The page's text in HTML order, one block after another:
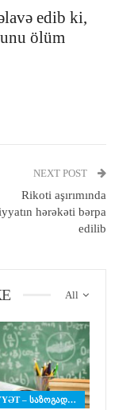
edib ki,
ölüm
NEXT POST
Rikoti aşırımında
hərəkəti bərpa
edilib
All
CƏMIYYƏT – ᲡᲐᲖᲝᲒᲐᲓᲝᲔᲑᲐ